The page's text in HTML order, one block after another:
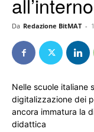
Da Redazione BitMAT -
Nelle scuole italiane
digitalizzazione dei
ancora immatura la
didattica